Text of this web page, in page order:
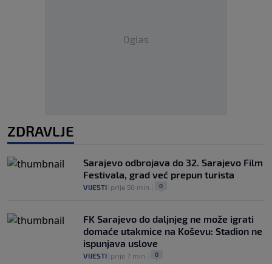
Oglas
ZDRAVLJE
Sarajevo odbrojava do 32. Sarajevo Film
Festivala, grad već prepun turista
VIJESTI prije 50 min. 0
FK Sarajevo do daljnjeg ne može igrati
domaće utakmice na Koševu: Stadion ne
ispunjava uslove
VIJESTI prije 7 min. 0